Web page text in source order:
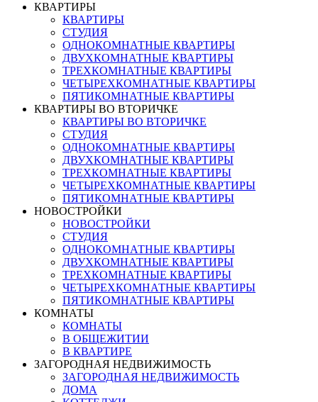
КВАРТИРЫ
КВАРТИРЫ
СТУДИЯ
ОДНОКОМНАТНЫЕ КВАРТИРЫ
ДВУХКОМНАТНЫЕ КВАРТИРЫ
ТРЕХКОМНАТНЫЕ КВАРТИРЫ
ЧЕТЫРЕХКОМНАТНЫЕ КВАРТИРЫ
ПЯТИКОМНАТНЫЕ КВАРТИРЫ
КВАРТИРЫ ВО ВТОРИЧКЕ
КВАРТИРЫ ВО ВТОРИЧКЕ
СТУДИЯ
ОДНОКОМНАТНЫЕ КВАРТИРЫ
ДВУХКОМНАТНЫЕ КВАРТИРЫ
ТРЕХКОМНАТНЫЕ КВАРТИРЫ
ЧЕТЫРЕХКОМНАТНЫЕ КВАРТИРЫ
ПЯТИКОМНАТНЫЕ КВАРТИРЫ
НОВОСТРОЙКИ
НОВОСТРОЙКИ
СТУДИЯ
ОДНОКОМНАТНЫЕ КВАРТИРЫ
ДВУХКОМНАТНЫЕ КВАРТИРЫ
ТРЕХКОМНАТНЫЕ КВАРТИРЫ
ЧЕТЫРЕХКОМНАТНЫЕ КВАРТИРЫ
ПЯТИКОМНАТНЫЕ КВАРТИРЫ
КОМНАТЫ
КОМНАТЫ
В ОБЩЕЖИТИИ
В КВАРТИРЕ
ЗАГОРОДНАЯ НЕДВИЖИМОСТЬ
ЗАГОРОДНАЯ НЕДВИЖИМОСТЬ
ДОМА